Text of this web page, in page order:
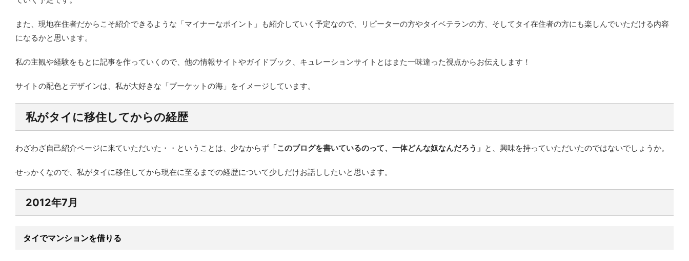
また、現地在住者だからこそ紹介できるような「マイナーなポイント」も紹介していく予定なので、リピーターの方やタイベテランの方、そしてタイ在住者の方にも楽しんでいただける内容
になるかと思います。
私の主観や経験をもとに記事を作っていくので、他の情報サイトやガイドブック、キュレーションサイトとはまた一味違った視点からお伝えします！
サイトの配色とデザインは、私が大好きな「プーケットの海」をイメージしています。
私がタイに移住してからの経歴
わざわざ自己紹介ページに来ていただいた・・ということは、少なからず 「このブログを書いているのって、一体どんな奴なんだろう」 と、興味を持っていただいたのではないでしょうか。
せっかくなので、私がタイに移住してから現在に至るまでの経歴について少しだけお話ししたいと思います。
2012年7月
タイでマンションを借りる